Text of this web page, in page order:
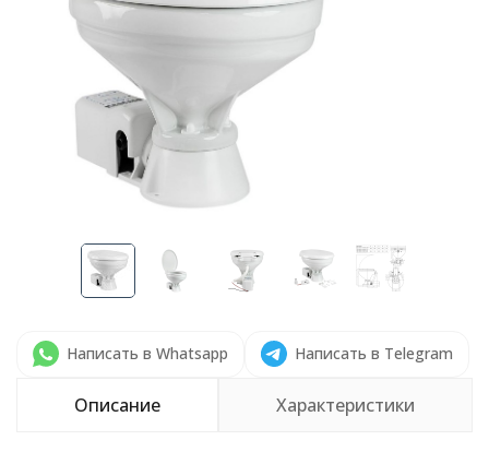
Написать в Whatsapp Написать в Telegram
Описание Характеристики